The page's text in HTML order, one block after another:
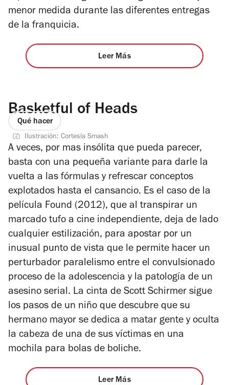
menor medida durante las diferentes entregas
de la franquicia.
Leer Más
Basketful of Heads
Qué hacer
Ilustración: Cortesía Smash
A veces, por mas insólita que pueda parecer,
basta con una pequeña variante para darle la
vuelta a las fórmulas y refrescar conceptos
explotados hasta el cansancio. Es el caso de la
película Found (2012), que al transpirar un
marcado tufo a cine independiente, deja de lado
cualquier estilización, para apostar por un
inusual punto de vista que le permite hacer un
perturbador paralelismo entre el convulsionado
proceso de la adolescencia y la patología de un
asesino serial. La cinta de Scott Schirmer sigue
los pasos de un niño que descubre que su
hermano mayor se dedica a matar gente y oculta
la cabeza de una de sus víctimas en una
mochila para bolas de boliche.
Leer Más